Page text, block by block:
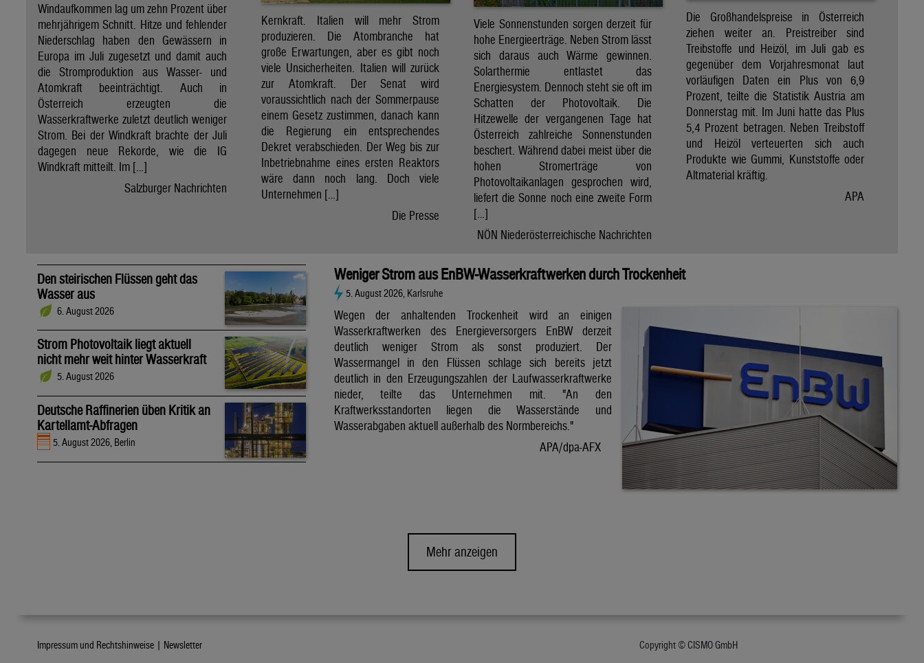
Windaufkommen lag um zehn Prozent über
mehrjährigem Schnitt. Hitze und fehlender
Niederschlag haben den Gewässern in
Europa im Juli zugesetzt und damit auch
die Stromproduktion aus Wasser- und
Atomkraft beeinträchtigt. Auch in
Österreich erzeugten die
Wasserkraftwerke zuletzt deutlich weniger
Strom. Bei der Windkraft brachte der Juli
dagegen neue Rekorde, wie die IG
Windkraft mitteilt. Im […]
Salzburger Nachrichten
Kernkraft. Italien will mehr Strom
produzieren. Die Atombranche hat
große Erwartungen, aber es gibt noch
viele Unsicherheiten. Italien will zurück
zur Atomkraft. Der Senat wird
voraussichtlich nach der Sommerpause
einem Gesetz zustimmen, danach kann
die Regierung ein entsprechendes
Dekret verabschieden. Der Weg bis zur
Inbetriebnahme eines ersten Reaktors
wäre dann noch lang. Doch viele
Unternehmen […]
Die Presse
Viele Sonnenstunden sorgen derzeit für
hohe Energieerträge. Neben Strom lässt
sich daraus auch Wärme gewinnen.
Solarthermie entlastet das
Energiesystem. Dennoch steht sie oft im
Schatten der Photovoltaik. Die
Hitzewelle der vergangenen Tage hat
Österreich zahlreiche Sonnenstunden
beschert. Während dabei meist über die
hohen Stromerträge von
Photovoltaikanlagen gesprochen wird,
liefert die Sonne noch eine zweite Form
[…]
NÖN Niederösterreichische Nachrichten
Die Großhandelspreise in Österreich
ziehen weiter an. Preistreiber sind
Treibstoffe und Heizöl, im Juli gab es
gegenüber dem Vorjahresmonat laut
vorläufigen Daten ein Plus von 6,9
Prozent, teilte die Statistik Austria am
Donnerstag mit. Im Juni hatte das Plus
5,4 Prozent betragen. Neben Treibstoff
und Heizöl verteuerten sich auch
Produkte wie Gummi, Kunststoffe oder
Altmaterial kräftig.
APA
Den steirischen Flüssen geht das
Wasser aus
6. August 2026
Strom Photovoltaik liegt aktuell
nicht mehr weit hinter Wasserkraft
5. August 2026
Deutsche Raffinerien üben Kritik an
Kartellamt-Abfragen
5. August 2026, Berlin
Weniger Strom aus EnBW-Wasserkraftwerken durch Trockenheit
5. August 2026, Karlsruhe
Wegen der anhaltenden Trockenheit wird an einigen
Wasserkraftwerken des Energieversorgers EnBW derzeit
deutlich weniger Strom als sonst produziert. Der
Wassermangel in den Flüssen schlage sich bereits jetzt
deutlich in den Erzeugungszahlen der Laufwasserkraftwerke
nieder, teilte das Unternehmen mit. "An den
Kraftwerksstandorten liegen die Wasserstände und
Wasserabgaben aktuell außerhalb des Normbereichs."
APA/dpa-AFX
Mehr anzeigen
Impressum und Rechtshinweise | Newsletter Copyright © CISMO GmbH